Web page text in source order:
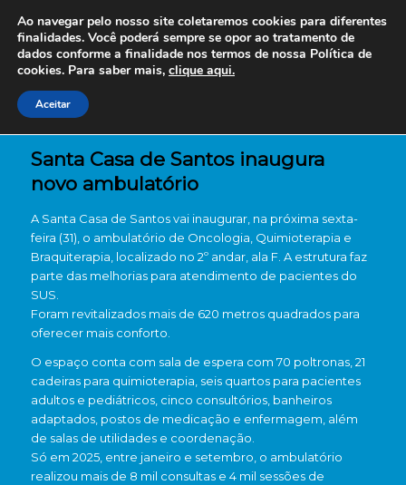
Santa Casa de Santos inaugura
novo ambulatório
A Santa Casa de Santos vai inaugurar, na próxima sexta-
feira (31), o ambulatório de Oncologia, Quimioterapia e
Braquiterapia, localizado no 2º andar, ala F. A estrutura faz
parte das melhorias para atendimento de pacientes do
SUS.
Foram revitalizados mais de 620 metros quadrados para
oferecer mais conforto.
O espaço conta com sala de espera com 70 poltronas, 21
cadeiras para quimioterapia, seis quartos para pacientes
adultos e pediátricos, cinco consultórios, banheiros
adaptados, postos de medicação e enfermagem, além
de salas de utilidades e coordenação.
Só em 2025, entre janeiro e setembro, o ambulatório
realizou mais de 8 mil consultas e 4 mil sessões de
Ao navegar pelo nosso site coletaremos cookies para diferentes
finalidades. Você poderá sempre se opor ao tratamento de
dados conforme a finalidade nos termos de nossa Política de
cookies. Para saber mais, clique aqui.
Aceitar